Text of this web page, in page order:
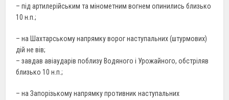
– під артилерійським та мінометним вогнем опинились близько
10 н.п.;
– на Шахтарському напрямку ворог наступальних (штурмових)
дій не вів;
– завдав авіаударів поблизу Водяного і Урожайного, обстріляв
близько 10 н.п.;
– на Запорізькому напрямку противник наступальних